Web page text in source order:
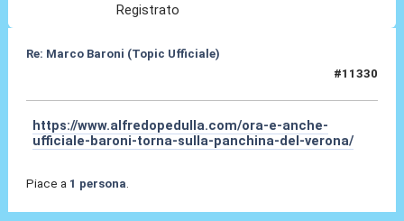
Registrato
Re: Marco Baroni (Topic Ufficiale)
#11330
https://www.alfredopedulla.com/ora-e-anche-
ufficiale-baroni-torna-sulla-panchina-del-verona/
Piace a 1 persona.